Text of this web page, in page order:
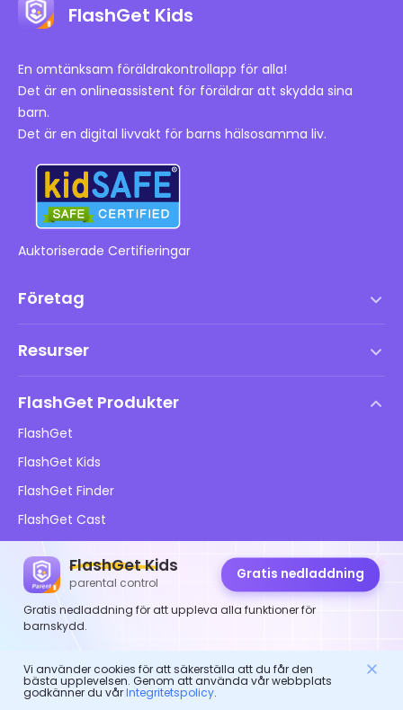
FlashGet Kids
parental control
Gratis nedladdning
Gratis nedladdning för att uppleva alla funktioner för
barnskydd.
FlashGet Kids
En omtänksam föräldrakontrollapp för alla!
Det är en onlineassistent för föräldrar att skydda sina
barn.
Det är en digital livvakt för barns hälsosamma liv.
Auktoriserade Certifieringar
Företag
DMCA-policy
Integritetspolicy
Reklampolicyer
Sälj inte min information
Resurser
Barns onlinesäkerhet
Ladda ner
FlashGet Produkter
FlashGet
FlashGet Kids
FlashGet Finder
FlashGet Cast
Följ oss
© 2026 Hong Kong FlashGet Network Technology Co., Ltd.
Vi använder cookies för att säkerställa att du får den
bästa upplevelsen. Genom att använda vår webbplats
godkänner du vårIntegritetspolicy.